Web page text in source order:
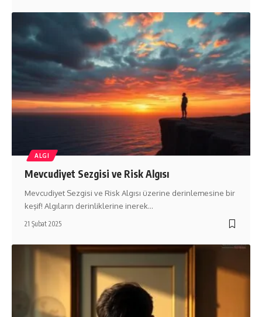
ALGI
Mevcudiyet Sezgisi ve Risk Algısı
Mevcudiyet Sezgisi ve Risk Algısı üzerine derinlemesine bir
keşif! Algıların derinliklerine inerek…
21 Şubat 2025